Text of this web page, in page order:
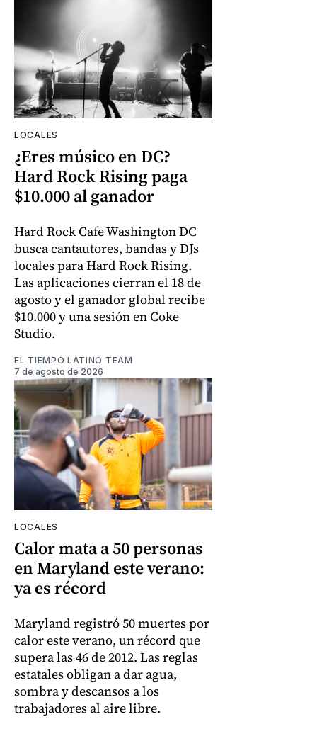
LOCALES
¿Eres músico en DC?
Hard Rock Rising paga
$10.000 al ganador
Hard Rock Cafe Washington DC
busca cantautores, bandas y DJs
locales para Hard Rock Rising.
Las aplicaciones cierran el 18 de
agosto y el ganador global recibe
$10.000 y una sesión en Coke
Studio.
EL TIEMPO LATINO TEAM
7 de agosto de 2026
LOCALES
Calor mata a 50 personas
en Maryland este verano:
ya es récord
Maryland registró 50 muertes por
calor este verano, un récord que
supera las 46 de 2012. Las reglas
estatales obligan a dar agua,
sombra y descansos a los
trabajadores al aire libre.